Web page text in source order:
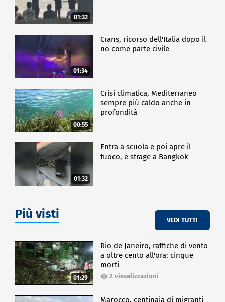
01:32
01:34
Crans, ricorso dell'Italia dopo il
no come parte civile
00:55
Crisi climatica, Mediterraneo
sempre più caldo anche in
profondità
01:32
Entra a scuola e poi apre il
fuoco, è strage a Bangkok
Più visti VEDI TUTTI
01:29
Rio de Janeiro, raffiche di vento
a oltre cento all'ora: cinque
morti
2 visualizzazioni
Marocco, centinaia di migranti